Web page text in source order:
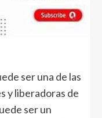
ser una de las
y liberadoras de
ser un